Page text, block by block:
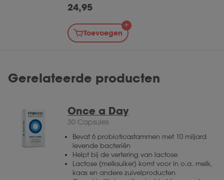
24,95
Toevoegen
Gerelateerde producten
Once a Day
30 Capsules
Bevat 6 probioticastammen met 10 miljard
levende bacteriën
Helpt bij de vertering van lactose
Lactose (melksuiker) komt voor in o.a. melk,
kaas en andere zuivelproducten